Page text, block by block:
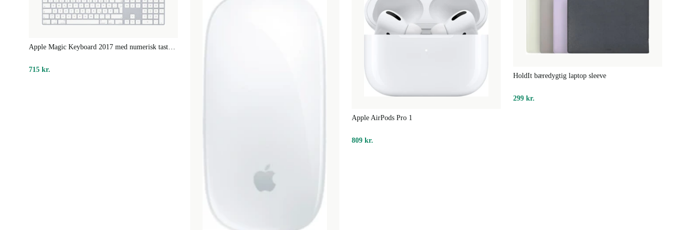
og repareret, ser ud som ny og fungerer som en ny enhed. Den
reducerer CO2-udledningerne med 70 % og forhindrer elektronisk
715 kr.
Apple AirPods Pro 1
809 kr.
HoldIt bæredygtig laptop sleeve
299 kr.